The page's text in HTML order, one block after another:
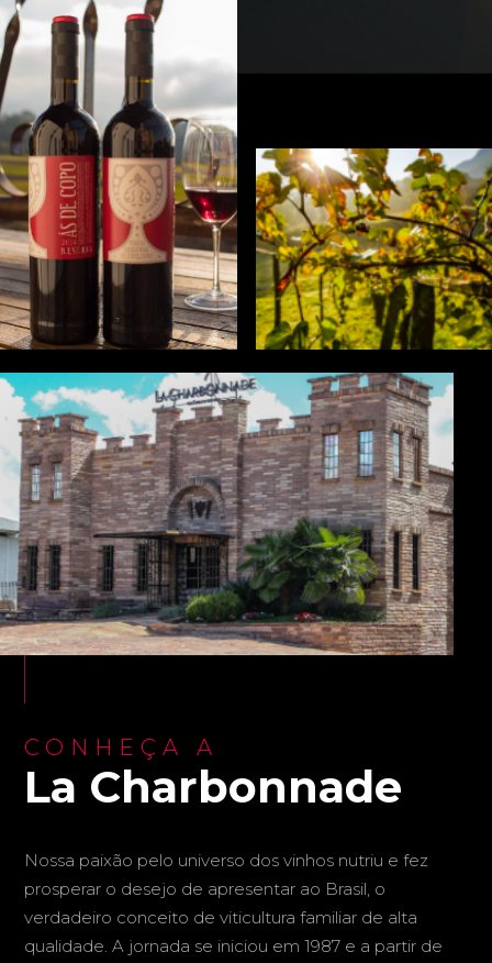
CONHEÇA A
La Charbonnade
Nossa paixão pelo universo dos vinhos nutriu e fez
prosperar o desejo de apresentar ao Brasil, o
verdadeiro conceito de viticultura familiar de alta
qualidade. A jornada se iniciou em 1987 e a partir de